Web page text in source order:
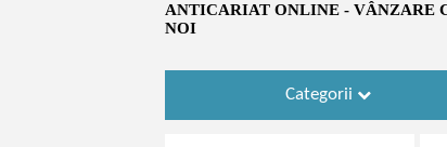
ANTICARIAT ONLINE - VÂNZARE
NOI
Categorii